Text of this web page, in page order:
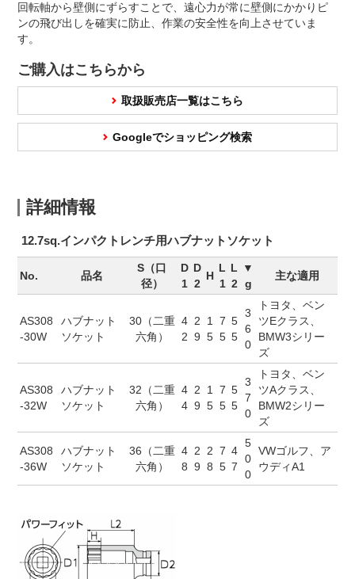
回転軸から壁側にずらすことで、遠心力が常に壁側にかかりピ
ンの飛び出しを確実に防止、作業の安全性を向上させていま
す。
ご購入はこちらから
取扱販売店一覧はこちら
Googleでショッピング検索
詳細情報
12.7sq.インパクトレンチ用ハブナットソケット
No. 品名
S（口
径）
D
1
D
2
H
L
1
L
2
▼
g
主な適用
AS308
-30W
ハブナット
ソケット
30（二重
六角）
4
2
2
9
1
5
7
5
5
5
3
6
0
トヨタ、ベン
ツEクラス、
BMW3シリー
ズ
AS308
-32W
ハブナット
ソケット
32（二重
六角）
4
4
2
9
1
5
7
5
5
5
3
7
0
トヨタ、ベン
ツAクラス、
BMW2シリー
ズ
AS308
-36W
ハブナット
ソケット
36（二重
六角）
4
8
2
9
2
8
7
5
4
7
5
0
0
VWゴルフ、ア
ウディA1